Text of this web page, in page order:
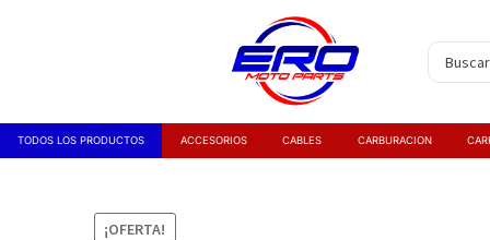
TODOS LOS PRODUCTOS ACCESORIOS CABLES CARBURACION
¡OFERTA!